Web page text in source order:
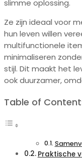
slimme oplossing.
Ze zijn ideaal voor
hun leven willen
multifunctionele
minimaliseren
stijl. Dit maakt het
ook duurzamer,
Table of
Praktische